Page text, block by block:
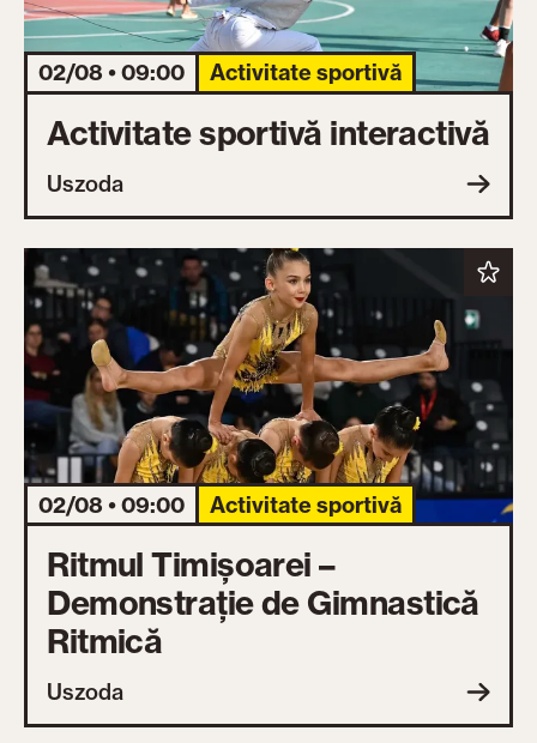
02/08 • 09:00 Activitate sportivă
Activitate sportivă interactivă
Uszoda
02/08 • 09:00 Activitate sportivă
Ritmul Timișoarei –
Demonstrație de Gimnastică
Ritmică
Uszoda